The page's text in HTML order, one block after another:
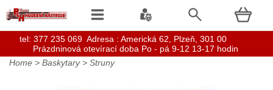
Home > Baskytary> Struny
tel: 377 235 069 Adresa : Americká 62, Plzeň, 301 00
Prázdninová otevírací doba Po - pá 9-12 13-17 hodin